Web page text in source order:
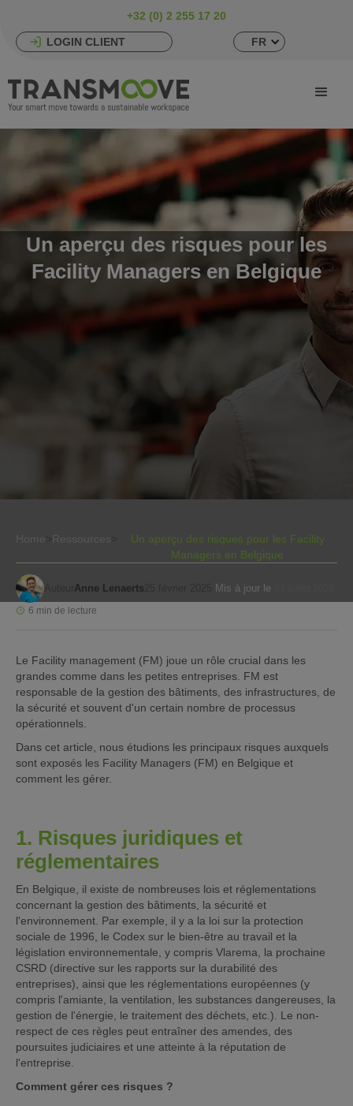
+32 (0) 2 255 17 20
LOGIN CLIENT FR
Un aperçu des risques pour les
Facility Managers en Belgique
Un aperçu des risques pour les Facility
Managers en Belgique
Anne Lenaerts Mis à jour le
6 min de lecture
Le Facility management (FM) joue un rôle crucial dans les
grandes comme dans les petites entreprises. FM est
responsable de la gestion des bâtiments, des infrastructures, de
la sécurité et souvent d'un certain nombre de processus
opérationnels.
Dans cet article, nous étudions les principaux risques auxquels
sont exposés les Facility Managers (FM) en Belgique et
comment les gérer.
1. Risques juridiques et
réglementaires
En Belgique, il existe de nombreuses lois et réglementations
concernant la gestion des bâtiments, la sécurité et
l'environnement. Par exemple, il y a la loi sur la protection
sociale de 1996, le Codex sur le bien-être au travail et la
législation environnementale, y compris Vlarema, la prochaine
CSRD (directive sur les rapports sur la durabilité des
entreprises), ainsi que les réglementations européennes (y
compris l'amiante, la ventilation, les substances dangereuses, la
gestion de l'énergie, le traitement des déchets, etc.). Le non-
respect de ces règles peut entraîner des amendes, des
poursuites judiciaires et une atteinte à la réputation de
l'entreprise.
Comment gérer ces risques ?